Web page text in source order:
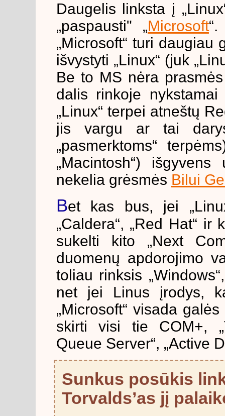
Daugelis linksta į
„paspausti" „Microsoft
„Microsoft“ turi daugiau
išvystyti „Linux“ (juk
Be to MS nėra
dalis rinkoje nykstamai
„Linux“ terpei atneštų
jis vargu ar tai
„pasmerktoms“
„Macintosh“)
nekelia grėsmės Bilui
Bet kas bus, jei
„Caldera“, „Red Hat“
sukelti kito „Next
duomenų apdorojimo
toliau rinksis
net jei Linus įrodys,
„Microsoft“ visada
skirti visi tie COM+,
Queue Server“, „Active
Sunkus posūkis
Torvalds’as jį